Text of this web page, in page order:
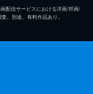
配信サービスにおける洋画/邦画/
。別途、有料作品あり。